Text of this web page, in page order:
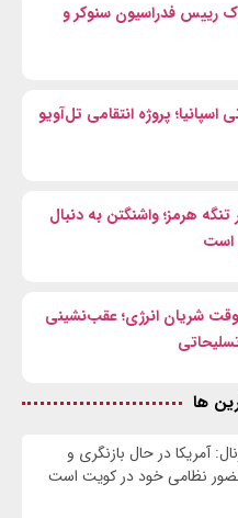
رییس فدراسیون سنوکر و
پروژه انتقامی تل‌آویو
تنگه هرمز؛ واشنگتن به دنبال
است
شریان انرژی؛ عقب‌نشینی
ها
آمریکا در حال بازنگری و
نظامی خود در کویت است